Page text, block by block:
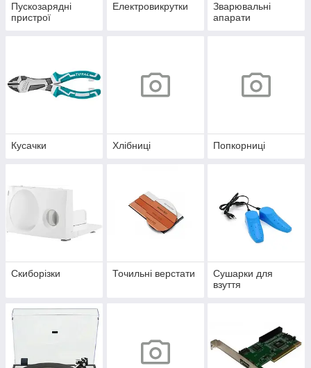
Пускозарядні
пристрої
Електровикрутки
Зварювальні
апарати
Кусачки Хлібниці Попкорниці
Скиборізки Точильні верстати
Сушарки для
взуття